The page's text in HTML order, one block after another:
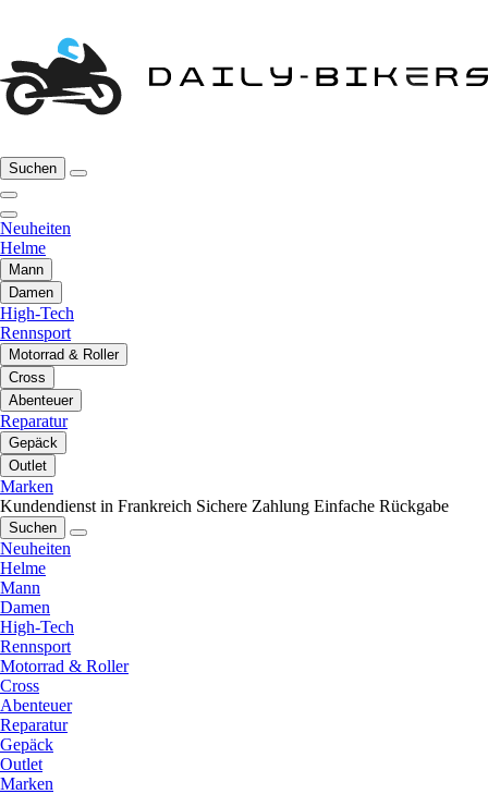
Suchen
Neuheiten
Helme
Mann
Damen
High-Tech
Rennsport
Motorrad & Roller
Cross
Abenteuer
Reparatur
Gepäck
Outlet
Marken
Kundendienst in Frankreich Sichere Zahlung Einfache Rückgabe
Suchen
Neuheiten
Helme
Mann
Damen
High-Tech
Rennsport
Motorrad & Roller
Cross
Abenteuer
Reparatur
Gepäck
Outlet
Marken